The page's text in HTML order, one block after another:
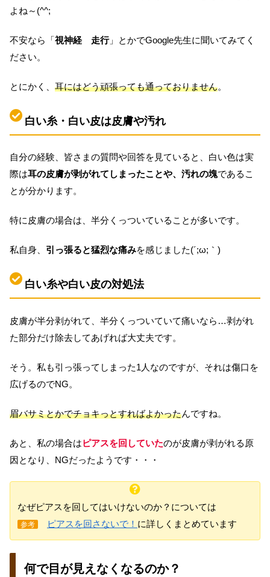
よね～(^^;
不安なら「視神経 走行」とかでGoogle先生に聞いてみてく
ださい。
とにかく、 耳にはどう頑張っても通っておりません。
白い糸・白い皮は皮膚や汚れ
自分の経験、皆さまの質問や回答を見ていると、白い色は実
際は耳の皮膚が剥がれてしまったことや、汚れの塊であるこ
とが分かります。
特に皮膚の場合は、半分くっついていることが多いです。
私自身、 引っ張ると猛烈な痛みを感じました(´;ω;｀)
白い糸や白い皮の対処法
皮膚が半分剥がれて、半分くっついていて痛いなら…剥がれ
た部分だけ除去してあげれば大丈夫です。
そう。私も引っ張ってしまった1人なのですが、それは傷口を
広げるのでNG。
眉バサミとかでチョキっとすればよかったんですね。
あと、私の場合はピアスを回していたのが皮膚が剥がれる原
因となり、NGだったようです・・・
なぜピアスを回してはいけないのか？については
参考 ピアスを回さないで！ に詳しくまとめています
何で目が見えなくなるのか？